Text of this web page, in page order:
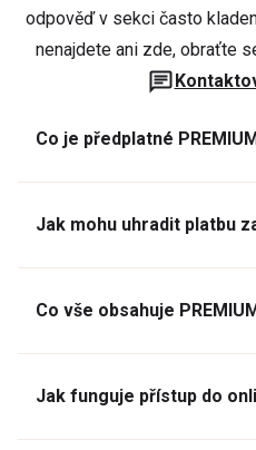
odpověď v sekci často
nenajdete ani zde, obraťte
Co je předplatné
Jak mohu uhradit platbu
Co vše obsahuje
Jak funguje přístup do